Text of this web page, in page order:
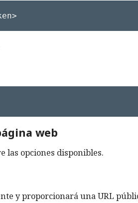
web
las opciones disponibles.
y proporcionará una URL